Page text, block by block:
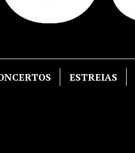
ESTREIAS